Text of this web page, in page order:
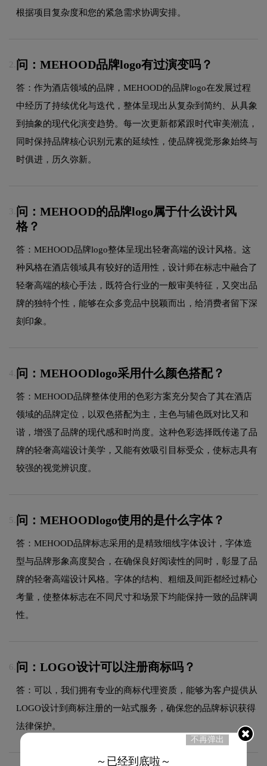
根据项目复杂度和您的紧急需求协调安排。
2. 问：MEHOOD品牌logo有过演变吗？
答：作为酒店领域的品牌，MEHOOD的品牌logo在发展过程
中经历了持续优化与迭代，整体呈现出从复杂到简约、从具象
到抽象的现代化演变趋势。每一次更新都紧跟时代审美潮流，
同时保持品牌核心识别元素的延续性，使品牌视觉形象始终与
时俱进，历久弥新。
3. 问：MEHOOD的品牌logo属于什么设计风
格？
答：MEHOOD品牌logo整体呈现出轻奢高端的设计风格。这
种风格在酒店领域具有较好的适用性，设计师在标志中融合了
轻奢高端的核心手法，既符合行业的一般审美特征，又突出品
牌的独特个性，能够在众多竞品中脱颖而出，给消费者留下深
刻印象。
4. 问：MEHOODlogo采用什么颜色搭配？
答：MEHOOD品牌整体使用的色彩方案充分契合了其在酒店
领域的品牌定位，以双色搭配为主，主色与辅色既对比又和
谐，增强了品牌的现代感和时尚度。这种色彩选择既传递了品
牌的轻奢高端设计美学，又能有效吸引目标受众，使标志具有
较强的视觉辨识度。
5. 问：MEHOODlogo使用的是什么字体？
答：MEHOOD品牌标志采用的是精致细线字体设计，字体造
型与品牌形象高度契合，在确保良好阅读性的同时，彰显了品
牌的轻奢高端设计风格。字体的结构、粗细及间距都经过精心
考量，使整体标志在不同尺寸和场景下均能保持一致的品牌调
性。
6. 问：LOGO设计可以注册商标吗？
答：可以，我们拥有专业的商标代理资质，能够为客户提供从
LOGO设计到商标注册的一站式服务，确保您的品牌标识获得
法律保护。
不再弹出
～已经到底啦～